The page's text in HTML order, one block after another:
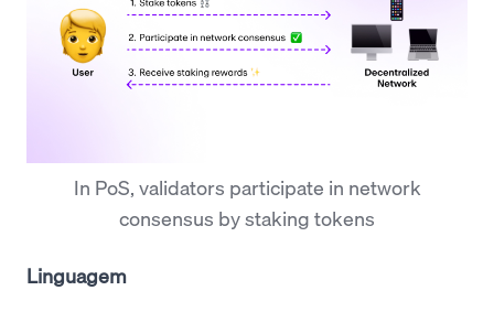
In PoS, validators participate in network
consensus by staking tokens
Linguagem